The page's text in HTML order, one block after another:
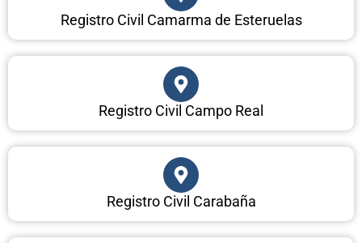
Registro Civil Camarma de Esteruelas
Registro Civil Campo Real
Registro Civil Carabaña